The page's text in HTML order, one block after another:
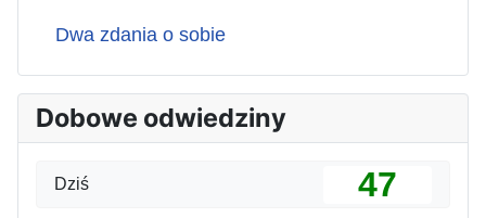
Dwa zdania o sobie
Dobowe odwiedziny
Dziś 47